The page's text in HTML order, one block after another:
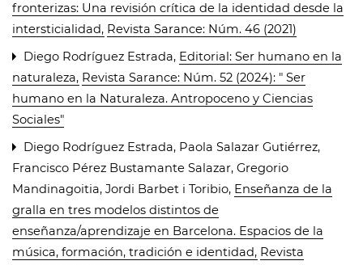
fronterizas: Una revisión crítica de la identidad desde la
intersticialidad, Revista Sarance: Núm. 46 (2021)
Diego Rodríguez Estrada, Editorial: Ser humano en la
naturaleza, Revista Sarance: Núm. 52 (2024): " Ser
humano en la Naturaleza. Antropoceno y Ciencias
Sociales"
Diego Rodríguez Estrada, Paola Salazar Gutiérrez,
Francisco Pérez Bustamante Salazar, Gregorio
Mandinagoitia, Jordi Barbet i Toribio, Enseñanza de la
gralla en tres modelos distintos de
enseñanza/aprendizaje en Barcelona. Espacios de la
música, formación, tradición e identidad, Revista